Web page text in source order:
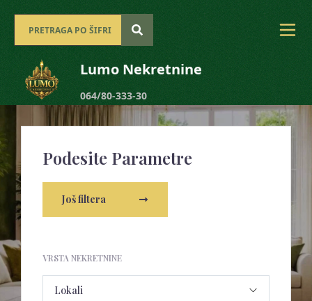
Lumo Nekretnine
064/80-333-30
Podesite Parametre
Još filtera
VRSTA NEKRETNINE